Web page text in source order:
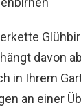
davon
in Ihrem
an einer